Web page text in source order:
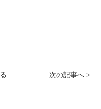
次の記事へ >